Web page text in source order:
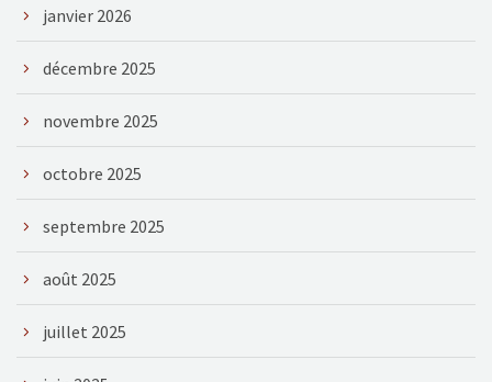
janvier 2026
décembre 2025
novembre 2025
octobre 2025
septembre 2025
août 2025
juillet 2025